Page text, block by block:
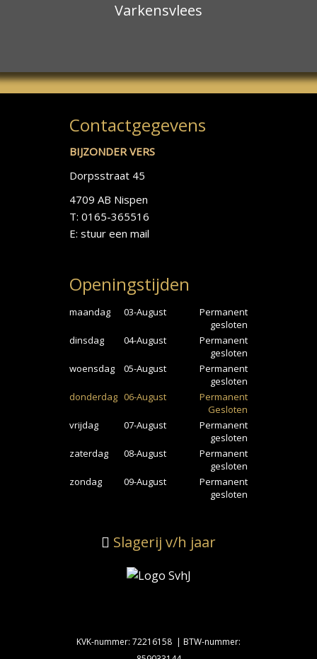
Varkensvlees
Contactgegevens
BIJZONDER VERS
Dorpsstraat 45
4709 AB Nispen
T: 0165-365516
E: stuur een mail
Openingstijden
maandag 03-August
Permanent
gesloten
dinsdag
04-August
Permanent
gesloten
woensdag
05-August
Permanent
gesloten
donderdag 06-August
Permanent
Gesloten
vrijdag
07-August
Permanent
gesloten
zaterdag
08-August
Permanent
gesloten
zondag
09-August
Permanent
gesloten
Slagerij v/h jaar
KVK-nummer: 72216158 | BTW-nummer: